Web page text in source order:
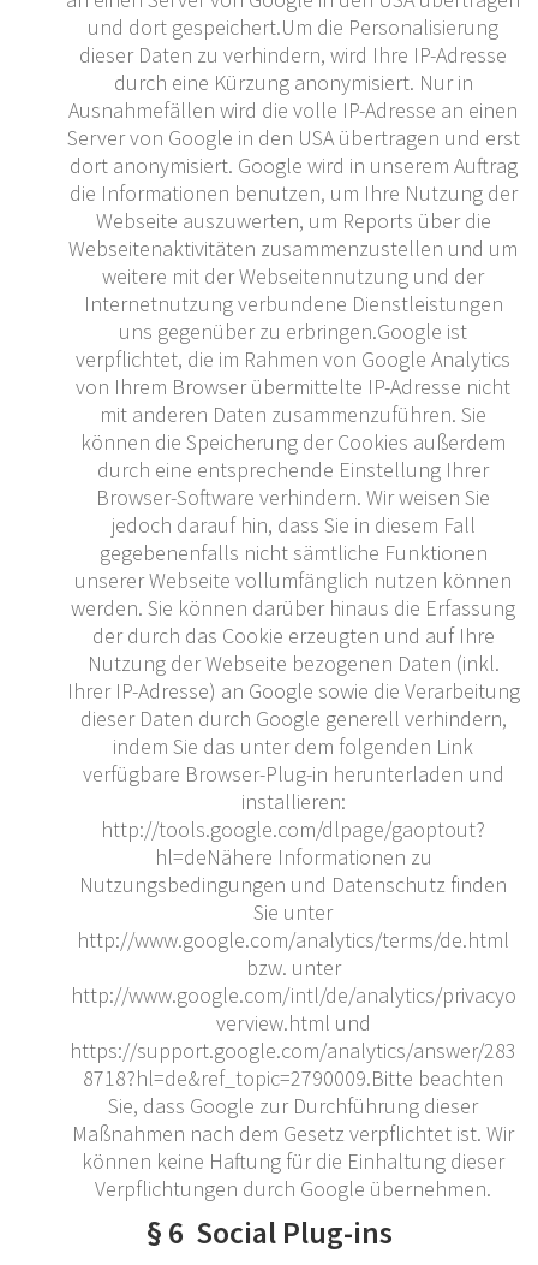
und dort gespeichert.Um die Personalisierung
dieser Daten zu verhindern, wird Ihre IP-Adresse
durch eine Kürzung anonymisiert. Nur in
Ausnahmefällen wird die volle IP-Adresse an einen
Server von Google in den USA übertragen und erst
dort anonymisiert. Google wird in unserem Auftrag
die Informationen benutzen, um Ihre Nutzung der
Webseite auszuwerten, um Reports über die
Webseitenaktivitäten zusammenzustellen und um
weitere mit der Webseitennutzung und der
Internetnutzung verbundene Dienstleistungen
uns gegenüber zu erbringen.Google ist
verpflichtet, die im Rahmen von Google Analytics
von Ihrem Browser übermittelte IP-Adresse nicht
mit anderen Daten zusammenzuführen. Sie
können die Speicherung der Cookies außerdem
durch eine entsprechende Einstellung Ihrer
Browser-Software verhindern. Wir weisen Sie
jedoch darauf hin, dass Sie in diesem Fall
gegebenenfalls nicht sämtliche Funktionen
unserer Webseite vollumfänglich nutzen können
werden. Sie können darüber hinaus die Erfassung
der durch das Cookie erzeugten und auf Ihre
Nutzung der Webseite bezogenen Daten (inkl.
Ihrer IP-Adresse) an Google sowie die Verarbeitung
dieser Daten durch Google generell verhindern,
indem Sie das unter dem folgenden Link
verfügbare Browser-Plug-in herunterladen und
installieren:
http://tools.google.com/dlpage/gaoptout?
hl=deNähere Informationen zu
Nutzungsbedingungen und Datenschutz finden
Sie unter
http://www.google.com/analytics/terms/de.html
bzw. unter
http://www.google.com/intl/de/analytics/privacyo
verview.html und
https://support.google.com/analytics/answer/283
8718?hl=de&ref_topic=2790009.Bitte beachten
Sie, dass Google zur Durchführung dieser
Maßnahmen nach dem Gesetz verpflichtet ist. Wir
können keine Haftung für die Einhaltung dieser
Verpflichtungen durch Google übernehmen.
§ 6 Social Plug-ins